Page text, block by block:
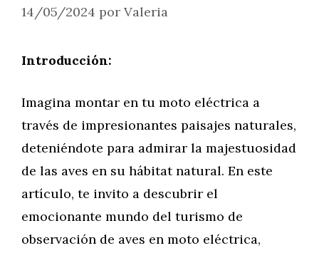
14/05/2024 por Valeria
Introducción:
Imagina montar en tu moto eléctrica a
través de impresionantes paisajes naturales,
deteniéndote para admirar la majestuosidad
de las aves en su hábitat natural. En este
artículo, te invito a descubrir el
emocionante mundo del turismo de
observación de aves en moto eléctrica,